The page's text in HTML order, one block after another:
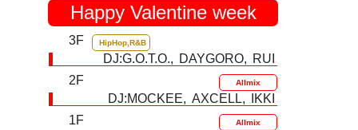
Happy Valentine week
3F HipHop,R&B
DJ:G.O.T.O. DAYGORO
RUI
2F
Allmix
DJ:MOCKEE AXCELL
IKKI
1F
Allmix